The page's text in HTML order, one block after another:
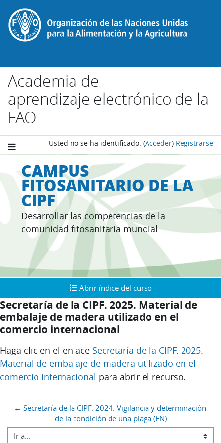
Salta al contenido principal
Academia de
aprendizaje electrónico de la
FAO
Usted no se ha identificado. (Acceder) Registrarse
CAMPUS
FITOSANITARIO DE LA
CIPF
Desarrollar las competencias de la
comunidad fitosanitaria mundial
Abrir índice del curso
Abrir índice del curso
Secretaría de la CIPF. 2025. Material de
embalaje de madera utilizado en el
comercio internacional
Requisitos de finalización
Haga clic en el enlace Secretaría de la CIPF. 2025.
Material de embalaje de madera utilizado en el
comercio internacional para abrir el recurso.
← Secretaría de la CIPF. 2024. Vigilancia y determinación
de la condición de una plaga (EN)